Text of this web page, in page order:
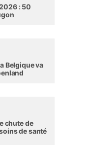
: 50
Belgique va
chute de
de santé